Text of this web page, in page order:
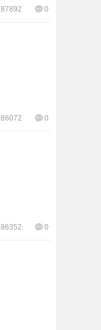
0
87892
0
86072
0
86352